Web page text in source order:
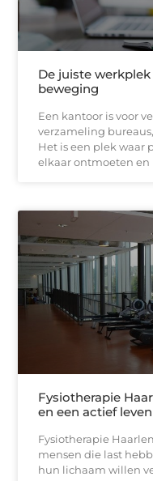
De juiste
beweging
Een kantoor is voor
verzameling
Het is een plek waar
elkaar ontmoeten en
Fysiotherapie
en een actief leven
Fysiotherapie
mensen die last
hun lichaam willen